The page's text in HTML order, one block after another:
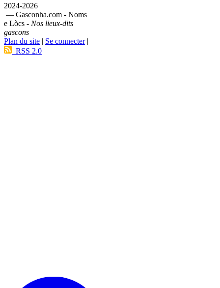
2024-2026
— Gasconha.com - Noms
e Lòcs - Nos lieux-dits
gascons
Plan du site | Se connecter|
RSS 2.0